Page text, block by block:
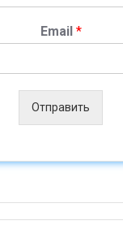
Email *
Отправить